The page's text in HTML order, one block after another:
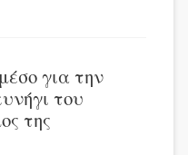
για την
του
της